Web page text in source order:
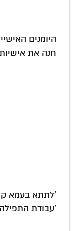
היומנים
חנה את
'לתתא בעמא
'עבודת